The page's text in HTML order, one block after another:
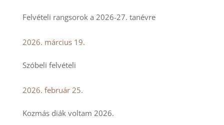
Felvételi rangsorok a 2026-27. tanévre
2026. március 19.
Szóbeli felvételi
2026. február 25.
Kozmás diák voltam 2026.